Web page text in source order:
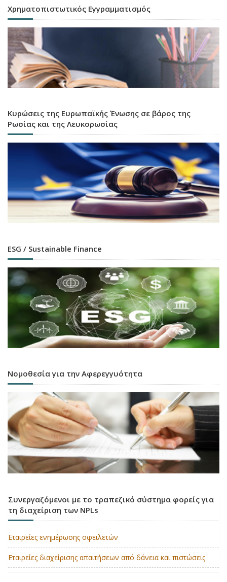
Χρηματοπιστωτικός Εγγραμματισμός
Κυρώσεις της Ευρωπαϊκής Ένωσης σε βάρος της
Ρωσίας και της Λευκορωσίας
ESG / Sustainable Finance
Νομοθεσία για την Αφερεγγυότητα
Συνεργαζόμενοι με το τραπεζικό σύστημα φορείς για
τη διαχείριση των NPLs
Εταιρείες ενημέρωσης οφειλετών
Εταιρείες διαχείρισης απαιτήσεων από δάνεια και πιστώσεις